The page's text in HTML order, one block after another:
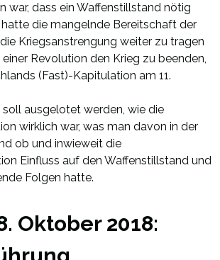
war, dass ein Waffenstillstand nötig
die mangelnde Bereitschaft der
Kriegsanstrengung weiter zu tragen
Revolution den Krieg zu beenden,
(Fast)-Kapitulation am 11.
soll ausgelotet werden, wie die
wirklich war, was man davon in der
ob und inwieweit die
Einfluss auf den Waffenstillstand und
Folgen hatte.
Oktober 2018: